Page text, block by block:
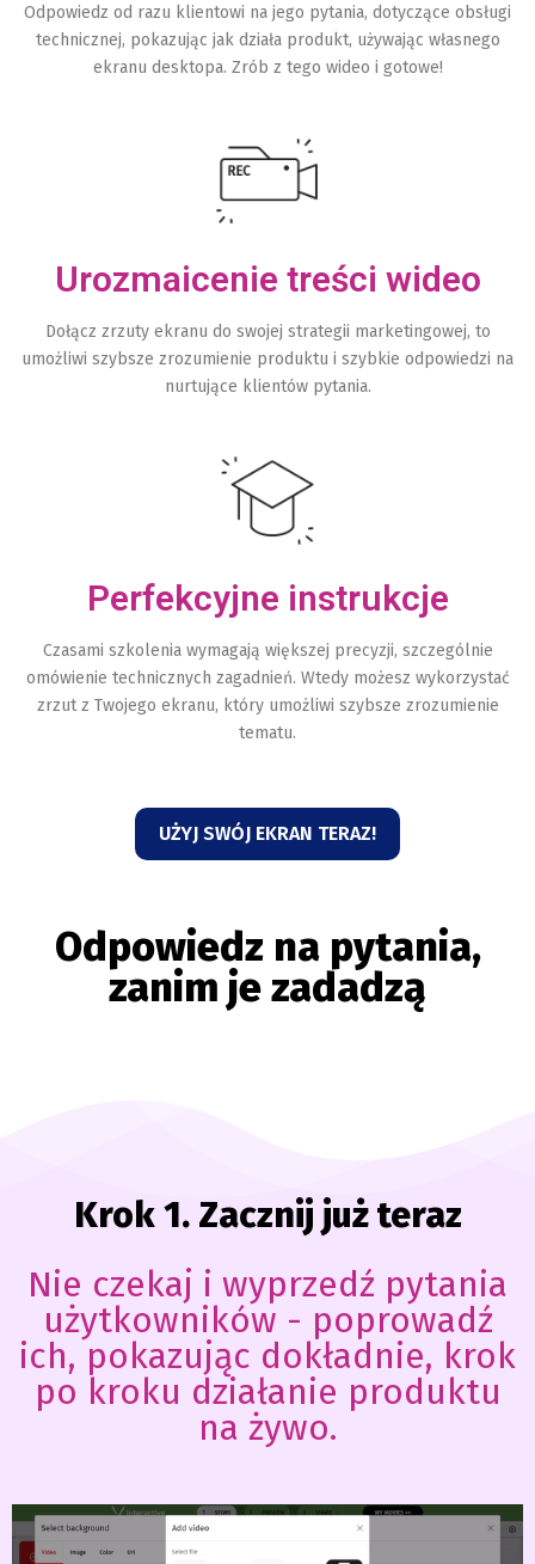
Odpowiedz od razu klientowi na jego pytania, dotyczące obsługi
technicznej, pokazując jak działa produkt, używając własnego
ekranu desktopa. Zrób z tego wideo i gotowe!
Urozmaicenie treści wideo
Dołącz zrzuty ekranu do swojej strategii marketingowej, to
umożliwi szybsze zrozumienie produktu i szybkie odpowiedzi na
nurtujące klientów pytania.
Perfekcyjne instrukcje
Czasami szkolenia wymagają większej precyzji, szczególnie
omówienie technicznych zagadnień. Wtedy możesz wykorzystać
zrzut z Twojego ekranu, który umożliwi szybsze zrozumienie
tematu.
UŻYJ SWÓJ EKRAN TERAZ!
Odpowiedz na pytania,
zanim je zadadzą
Krok 1. Zacznij już teraz
Nie czekaj i wyprzedź pytania
użytkowników - poprowadź
ich, pokazując dokładnie, krok
po kroku działanie produktu
na żywo.